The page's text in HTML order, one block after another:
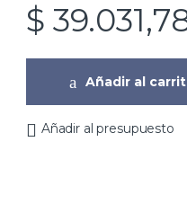
$
Añadir al
Añadir al presupuesto